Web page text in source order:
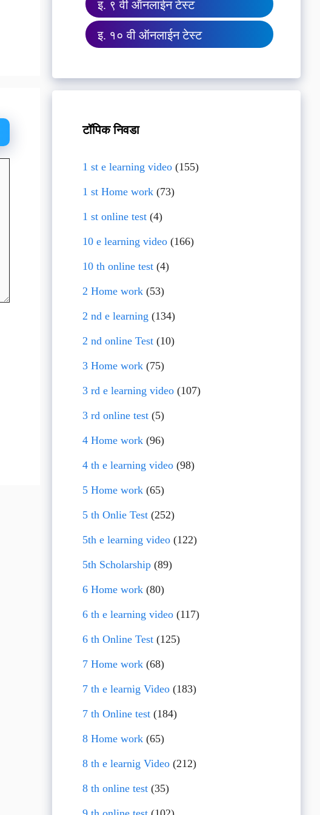
इ. ९ वी ऑनलाईन टेस्ट
इ. १० वी ऑनलाईन टेस्ट
टॉपिक निवडा
1 st e learning video(155)
1 st Home work(73)
1 st online test(4)
10 e learning video(166)
10 th online test(4)
2 Home work(53)
2 nd e learning (134)
2 nd online Test(10)
3 Home work(75)
3 rd e learning video(107)
3 rd online test(5)
4 Home work(96)
4 th e learning video(98)
5 Home work(65)
5 th Onlie Test(252)
5th e learning video(122)
5th Scholarship(89)
6 Home work(80)
6 th e learning video(117)
6 th Online Test(125)
7 Home work(68)
7 th e learnig Video(183)
7 th Online test(184)
8 Home work(65)
8 th e learnig Video(212)
8 th online test(35)